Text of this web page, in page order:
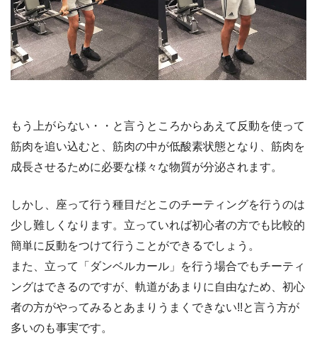
もう上がらない・・と言うところからあえて反動を使って
筋肉を追い込むと、筋肉の中が低酸素状態となり、筋肉を
成長させるために必要な様々な物質が分泌されます。
しかし、座って行う種目だとこのチーティングを行うのは
少し難しくなります。立っていれば初心者の方でも比較的
簡単に反動をつけて行うことができるでしょう。
また、立って「ダンベルカール」を行う場合でもチーティ
ングはできるのですが、軌道があまりに自由なため、初心
者の方がやってみるとあまりうまくできない!!と言う方が
多いのも事実です。